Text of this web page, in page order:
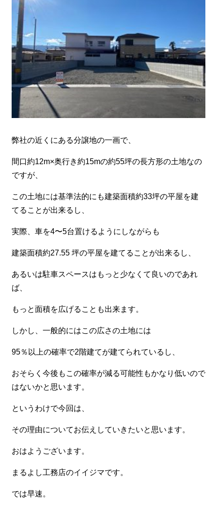
弊社の近くにある分譲地の一画で、
間口約12m×奥行き約15mの約55坪の長方形の土地なの
ですが、
この土地には基準法的にも建築面積約33坪の平屋を建
てることが出来るし、
実際、車を4〜5台置けるようにしながらも
建築面積約27.55 坪の平屋を建てることが出来るし、
あるいは駐車スペースはもっと少なくて良いのであれ
ば、
もっと面積を広げることも出来ます。
しかし、一般的にはこの広さの土地には
95％以上の確率で2階建てが建てられているし、
おそらく今後もこの確率が減る可能性もかなり低いので
はないかと思います。
というわけで今回は、
その理由についてお伝えしていきたいと思います。
おはようございます。
まるよし工務店のイイジマです。
では早速。